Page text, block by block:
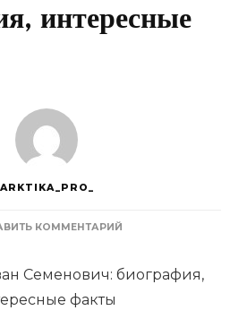
интересные
ARKTIKA_PRO_
КОММЕНТАРИЙ
ИВАН